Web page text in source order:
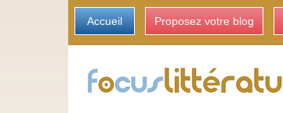
Accueil Proposez votre blog